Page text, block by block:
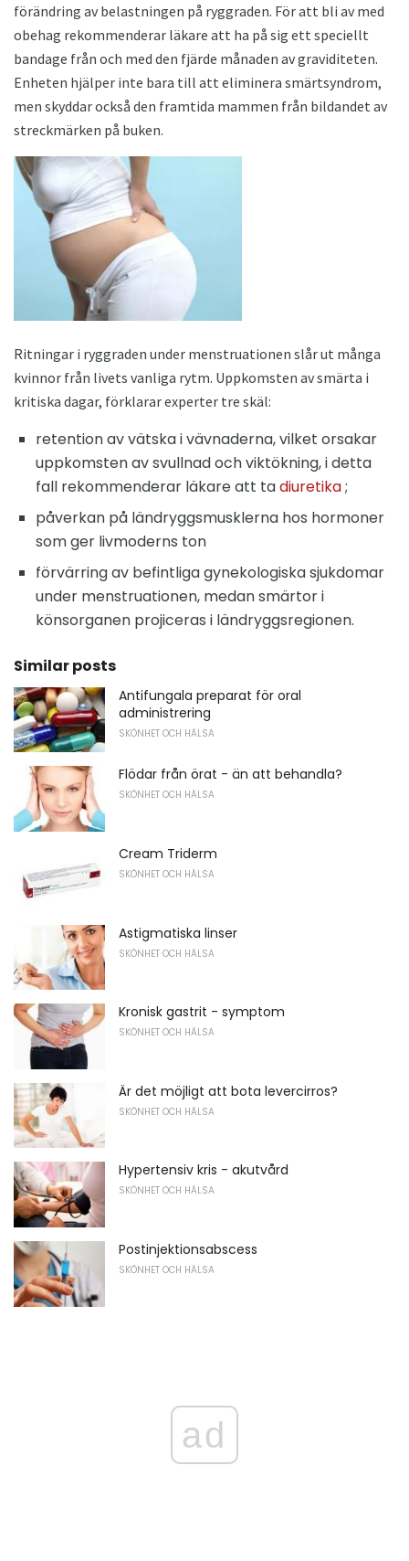
förändring av belastningen på ryggraden. För att bli av med
obehag rekommenderar läkare att ha på sig ett speciellt
bandage från och med den fjärde månaden av graviditeten.
Enheten hjälper inte bara till att eliminera smärtsyndrom,
men skyddar också den framtida mammen från bildandet av
streckmärken på buken.
Ritningar i ryggraden under menstruationen slår ut många
kvinnor från livets vanliga rytm. Uppkomsten av smärta i
kritiska dagar, förklarar experter tre skäl:
retention av vätska i vävnaderna, vilket orsakar
uppkomsten av svullnad och viktökning, i detta
fall rekommenderar läkare att tadiuretika;
påverkan på ländryggsmusklerna hos hormoner
som ger livmoderns ton
förvärring av befintliga gynekologiska sjukdomar
under menstruationen, medan smärtor i
könsorganen projiceras i ländryggsregionen.
Similar posts
Antifungala preparat för oral
administrering
SKÖNHET OCH HÄLSA
Flödar från örat - än att behandla?
SKÖNHET OCH HÄLSA
Cream Triderm
SKÖNHET OCH HÄLSA
Astigmatiska linser
SKÖNHET OCH HÄLSA
Kronisk gastrit - symptom
SKÖNHET OCH HÄLSA
Är det möjligt att bota levercirros?
SKÖNHET OCH HÄLSA
Hypertensiv kris - akutvård
SKÖNHET OCH HÄLSA
Postinjektionsabscess
SKÖNHET OCH HÄLSA
ad